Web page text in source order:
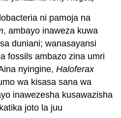
ni pamoja na
, ambayo inaweza kuwa
duniani; wanasayansi
fossils ambazo zina umri
nyingine,Haloferax
wa kisasa sana wa
inawezesha kusawazisha
joto la juu